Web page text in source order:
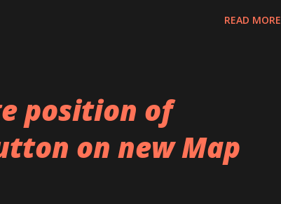
condition like classes (activity). In
every time, even when phone is in
needs sensor updates for some
READ MORE
position of
on new Map